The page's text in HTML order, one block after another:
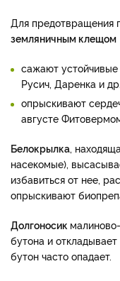
Для предотвращения
земляничным клещом
сажают устойчивые
Русич, Даренка и
опрыскивают
августе
Белокрылка ,
насекомые),
избавиться от нее,
опрыскивают
Долгоносик
бутона и
бутон часто опадает.